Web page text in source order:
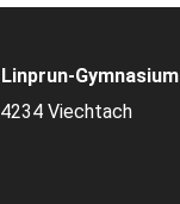
Gymnasium
Viechtach